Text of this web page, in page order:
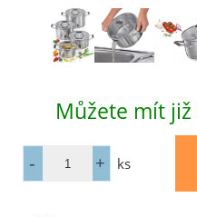
Můžete mít již
ks